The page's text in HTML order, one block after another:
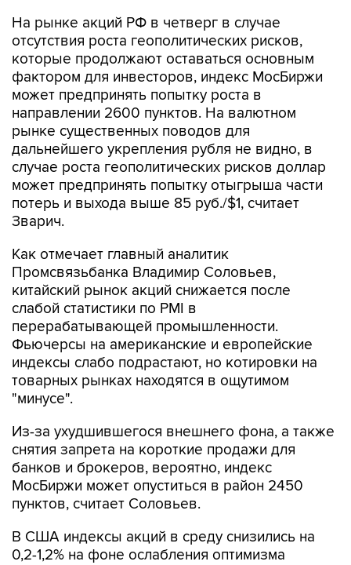
На рынке акций РФ в четверг в случае
отсутствия роста геополитических рисков,
которые продолжают оставаться основным
фактором для инвесторов, индекс МосБиржи
может предпринять попытку роста в
направлении 2600 пунктов. На валютном
рынке существенных поводов для
дальнейшего укрепления рубля не видно, в
случае роста геополитических рисков доллар
может предпринять попытку отыгрыша части
потерь и выхода выше 85 руб./$1, считает
Зварич.
Как отмечает главный аналитик
Промсвязьбанка Владимир Соловьев,
китайский рынок акций снижается после
слабой статистики по PMI в
перерабатывающей промышленности.
Фьючерсы на американские и европейские
индексы слабо подрастают, но котировки на
товарных рынках находятся в ощутимом
"минусе".
Из-за ухудшившегося внешнего фона, а также
снятия запрета на короткие продажи для
банков и брокеров, вероятно, индекс
МосБиржи может опуститься в район 2450
пунктов, считает Соловьев.
В США индексы акций в среду снизились на
0,2-1,2% на фоне ослабления оптимизма